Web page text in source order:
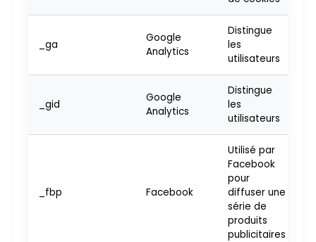
_ga
Google
Analytics
Distingue
les
utilisateurs
_gid
Google
Analytics
Distingue
les
utilisateurs
_fbp Facebook
Utilisé par
Facebook
pour
diffuser une
série de
produits
publicitaires